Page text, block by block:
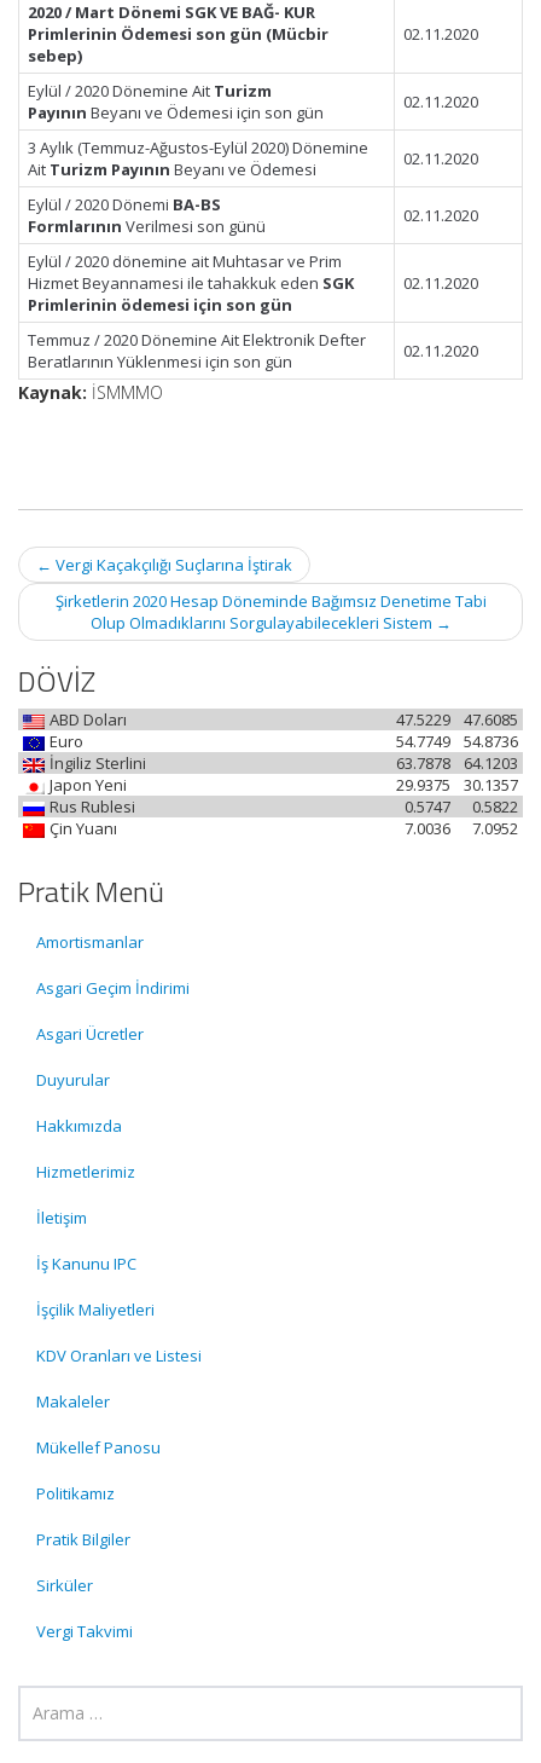
2020 / Mart Dönemi SGK VE BAĞ- KUR
Primlerinin Ödemesi son gün (Mücbir
sebep)
02.11.2020
Eylül / 2020 Dönemine Ait Turizm
Payının Beyanı ve Ödemesi için son gün 02.11.2020
3 Aylık (Temmuz-Ağustos-Eylül 2020) Dönemine
Ait Turizm Payının Beyanı ve Ödemesi 02.11.2020
Eylül / 2020 Dönemi BA-BS
Formlarının Verilmesi son günü 02.11.2020
Eylül / 2020 dönemine ait Muhtasar ve Prim
Hizmet Beyannamesi ile tahakkuk eden SGK
Primlerinin ödemesi için son gün
02.11.2020
Temmuz / 2020 Dönemine Ait Elektronik Defter
Beratlarının Yüklenmesi için son gün
02.11.2020
Kaynak: İSMMMO
Post
navigation
← Vergi Kaçakçılığı Suçlarına İştirak
Şirketlerin 2020 Hesap Döneminde Bağımsız Denetime Tabi
Olup Olmadıklarını Sorgulayabilecekleri Sistem →
DÖVİZ
ABD Doları 47.6085
47.5229
Euro
54.8736
54.7749
İngiliz Sterlini
64.1203
63.7878
Japon Yeni
30.1357
29.9375
Rus Rublesi
0.5822
0.5747
Çin Yuanı
7.0952
7.0036
Pratik Menü
Amortismanlar
Asgari Geçim İndirimi
Asgari Ücretler
Duyurular
Hakkımızda
Hizmetlerimiz
İletişim
İş Kanunu IPC
İşçilik Maliyetleri
KDV Oranları ve Listesi
Makaleler
Mükellef Panosu
Politikamız
Pratik Bilgiler
Sirküler
Vergi Takvimi